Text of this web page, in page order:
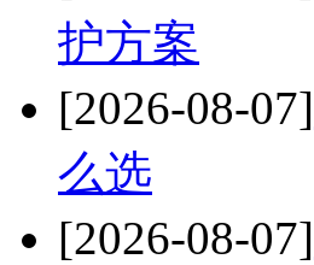
护方案
[2026-08-07]
么选
[2026-08-07]